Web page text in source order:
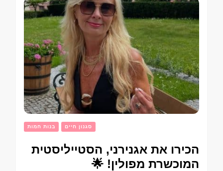
בנות חמות סגנון חיים
הכירו את אגנירני, הסטייליסטית
המוכשרת מפולין! 🌟